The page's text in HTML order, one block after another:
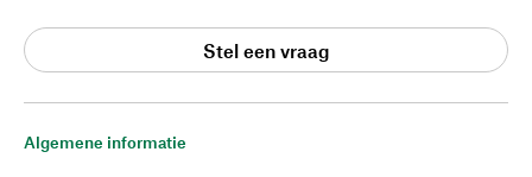
Algemene informatie
Stel een vraag